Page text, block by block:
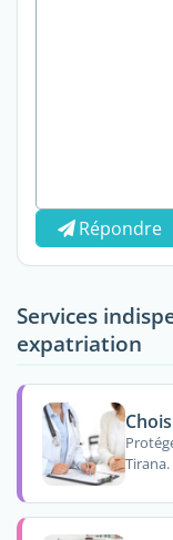
Répondre
Services
expatriation
Tirana.